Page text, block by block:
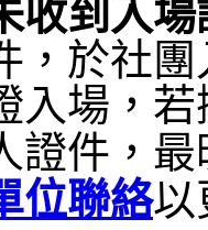
收到入場
，於社
入場，
證件，最
位聯絡以